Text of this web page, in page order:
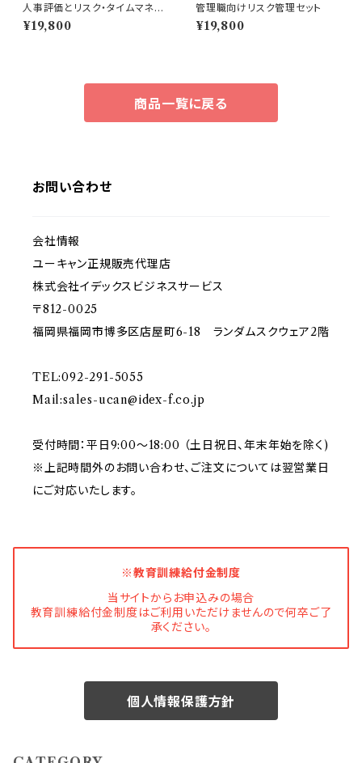
人事評価とリスク・タイムマネジ
メントセット
¥19,800
管理職向けリスク管理セット
¥19,800
商品一覧に戻る
お問い合わせ
会社情報
ユーキャン正規販売代理店
株式会社イデックスビジネスサービス
〒812-0025
福岡県福岡市博多区店屋町6-18 ランダムスクウェア2階
TEL:092-291-5055
Mail:sales-ucan@idex-f.co.jp
受付時間：平日9:00～18:00 （土日祝日、年末年始を除く)
※上記時間外のお問い合わせ、ご注文については翌営業日
にご対応いたします。
※教育訓練給付金制度
当サイトからお申込みの場合
教育訓練給付金制度はご利用いただけませんので何卒ご了
承ください。
個人情報保護方針